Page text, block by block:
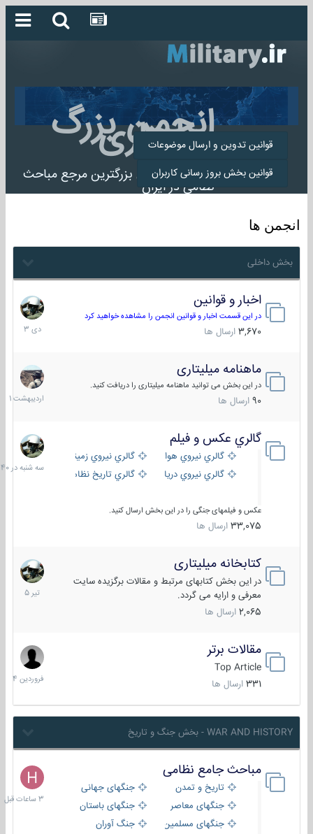
انجمن بزرگ
میلیتاری
انجمن میلیتاری بزرگترین مرجع مباحث
نظامی در ایران
قوانین تدوین و ارسال موضوعات
قوانین بخش بروز رسانی کاربران
انجمن ها
بخش داخلی
اخبار و قوانین
در این قسمت اخبار و قوانین انجمن را مشاهده خواهید کرد
3,670 ارسال ها
22
دی
1403
ماهنامه میلیتاری
در این بخش می توانید ماهنامه میلیتاری را دریافت کنید.
90 ارسال ها
30
1401
گالري عكس و فيلم
گالري نيروي هوايي
گالري نيروي زميني
گالري نيروي دريايي
گالري تاریخ نظامی
عکس و فیلمهای جنگی را در این بخش ارسال کنید.
33,075 ارسال ها
سه
شنبه
در
کتابخانه میلیتاری
در این بخش کتابهای مرتبط و مقالات برگزیده سایت
معرفی و ارایه می گردد.
2,065 ارسال ها
16
تیر
1405
مقالات برتر
Top Article
331 ارسال ها
29
فروردین
1404
WAR AND HISTORY - بخش جنگ و تاریخ
مباحث جامع نظامی
تاریخ و تمدن
جنگهای جهانی
جنگهای معاصر
جنگهای باستان
جنگهای مسلمین
جنگ آوران
3
ساعات
قبل